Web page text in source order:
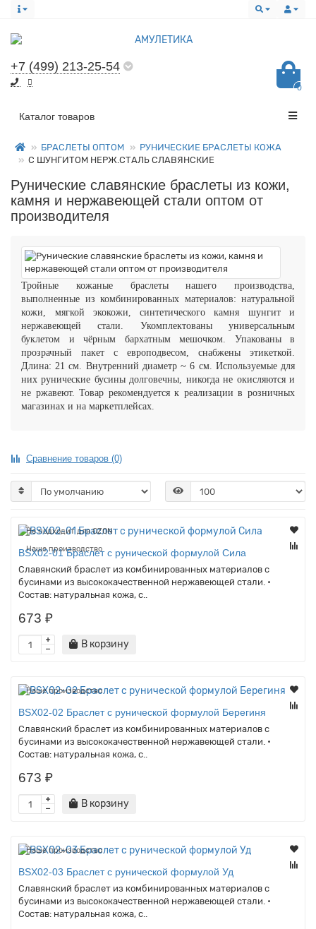
+7 (499) 213-25-54
0
Все категории
Каталог товаров
БРАСЛЕТЫ ОПТОМ
РУНИЧЕСКИЕ БРАСЛЕТЫ КОЖА
C ШУНГИТОМ НЕРЖ.СТАЛЬ СЛАВЯНСКИЕ
Рунические славянские браслеты из кожи,
камня и нержавеющей стали оптом от
производителя
Тройные кожаные браслеты нашего производства,
выполненные из комбинированных материалов: натуральной
кожи, мягкой экокожи, синтетического камня шунгит и
нержавеющей стали. Укомплектованы универсальным
буклетом и чёрным бархатным мешочком. Упакованы в
прозрачный пакет с европодвесом, снабжены этикеткой.
Длина: 21 см. Внутренний диаметр ~ 6 см. Используемые для
них рунические бусины долговечны, никогда не окисляются и
не ржавеют.Товар рекомендуется к реализации в розничных
магазинах и на маркетплейсах.
Сравнение товаров (0)
Не подходит для OZON
Наше производство
BSX02-01 Браслет с рунической формулой Сила
Славянский браслет из комбинированных материалов с
бусинами из высококачественной нержавеющей стали. •
Состав: натуральная кожа, с..
673 ₽
В корзину
Наше производство
BSX02-02 Браслет с рунической формулой Берегиня
Славянский браслет из комбинированных материалов с
бусинами из высококачественной нержавеющей стали. •
Состав: натуральная кожа, с..
673 ₽
В корзину
Наше производство
BSX02-03 Браслет с рунической формулой Уд
Славянский браслет из комбинированных материалов с
бусинами из высококачественной нержавеющей стали. •
Состав: натуральная кожа, с..